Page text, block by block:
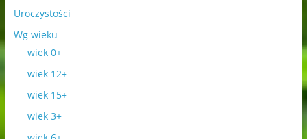
Uroczystości
Wg wieku
wiek 0+
wiek 12+
wiek 15+
wiek 3+